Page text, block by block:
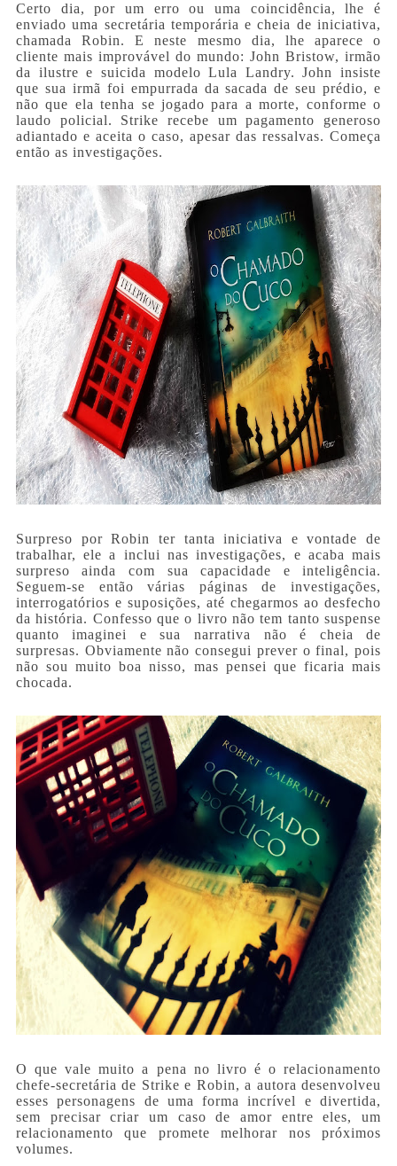
Certo dia, por um erro ou uma coincidência, lhe é
enviado uma secretária temporária e cheia de iniciativa,
chamada Robin. E neste mesmo dia, lhe aparece o
cliente mais improvável do mundo: John Bristow, irmão
da ilustre e suicida modelo Lula Landry. John insiste
que sua irmã foi empurrada da sacada de seu prédio, e
não que ela tenha se jogado para a morte, conforme o
laudo policial. Strike recebe um pagamento generoso
adiantado e aceita o caso, apesar das ressalvas. Começa
então as investigações.
Surpreso por Robin ter tanta iniciativa e vontade de
trabalhar, ele a inclui nas investigações, e acaba mais
surpreso ainda com sua capacidade e inteligência.
Seguem-se então várias páginas de investigações,
interrogatórios e suposições, até chegarmos ao desfecho
da história. Confesso que o livro não tem tanto suspense
quanto imaginei e sua narrativa não é cheia de
surpresas. Obviamente não consegui prever o final, pois
não sou muito boa nisso, mas pensei que ficaria mais
chocada.
O que vale muito a pena no livro é o relacionamento
chefe-secretária de Strike e Robin, a autora desenvolveu
esses personagens de uma forma incrível e divertida,
sem precisar criar um caso de amor entre eles, um
relacionamento que promete melhorar nos próximos
volumes.